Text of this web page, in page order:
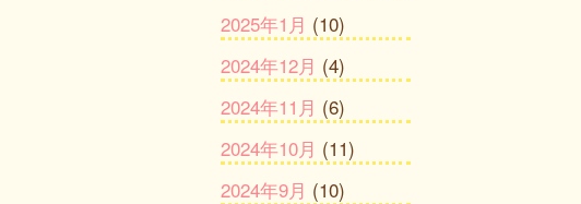
2025年1月 (10)
2024年12月 (4)
2024年11月 (6)
2024年10月 (11)
2024年9月 (10)